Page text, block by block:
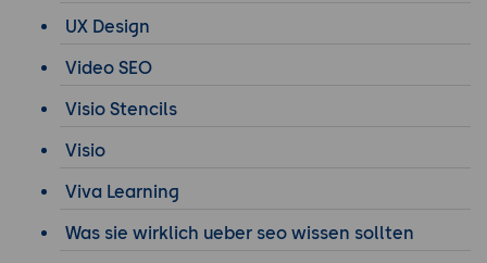
UX Design
Video SEO
Visio Stencils
Visio
Viva Learning
Was sie wirklich ueber seo wissen sollten